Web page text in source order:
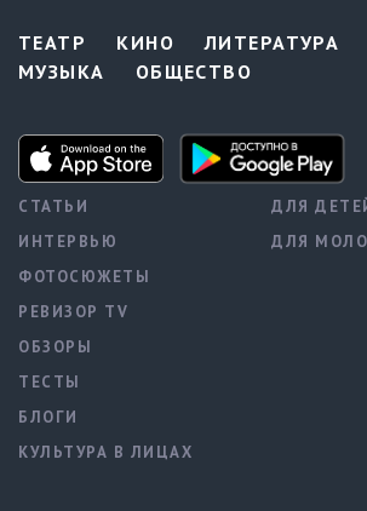
ТЕАТР КИНО ЛИТЕРАТУРА
МУЗЫКА
ОБЩЕСТВО
СТАТЬИ
ИНТЕРВЬЮ
ФОТОСЮЖЕТЫ
РЕВИЗОР TV
ОБЗОРЫ
ТЕСТЫ
БЛОГИ
КУЛЬТУРА В ЛИЦАХ
ДЛЯ
ДЛЯ